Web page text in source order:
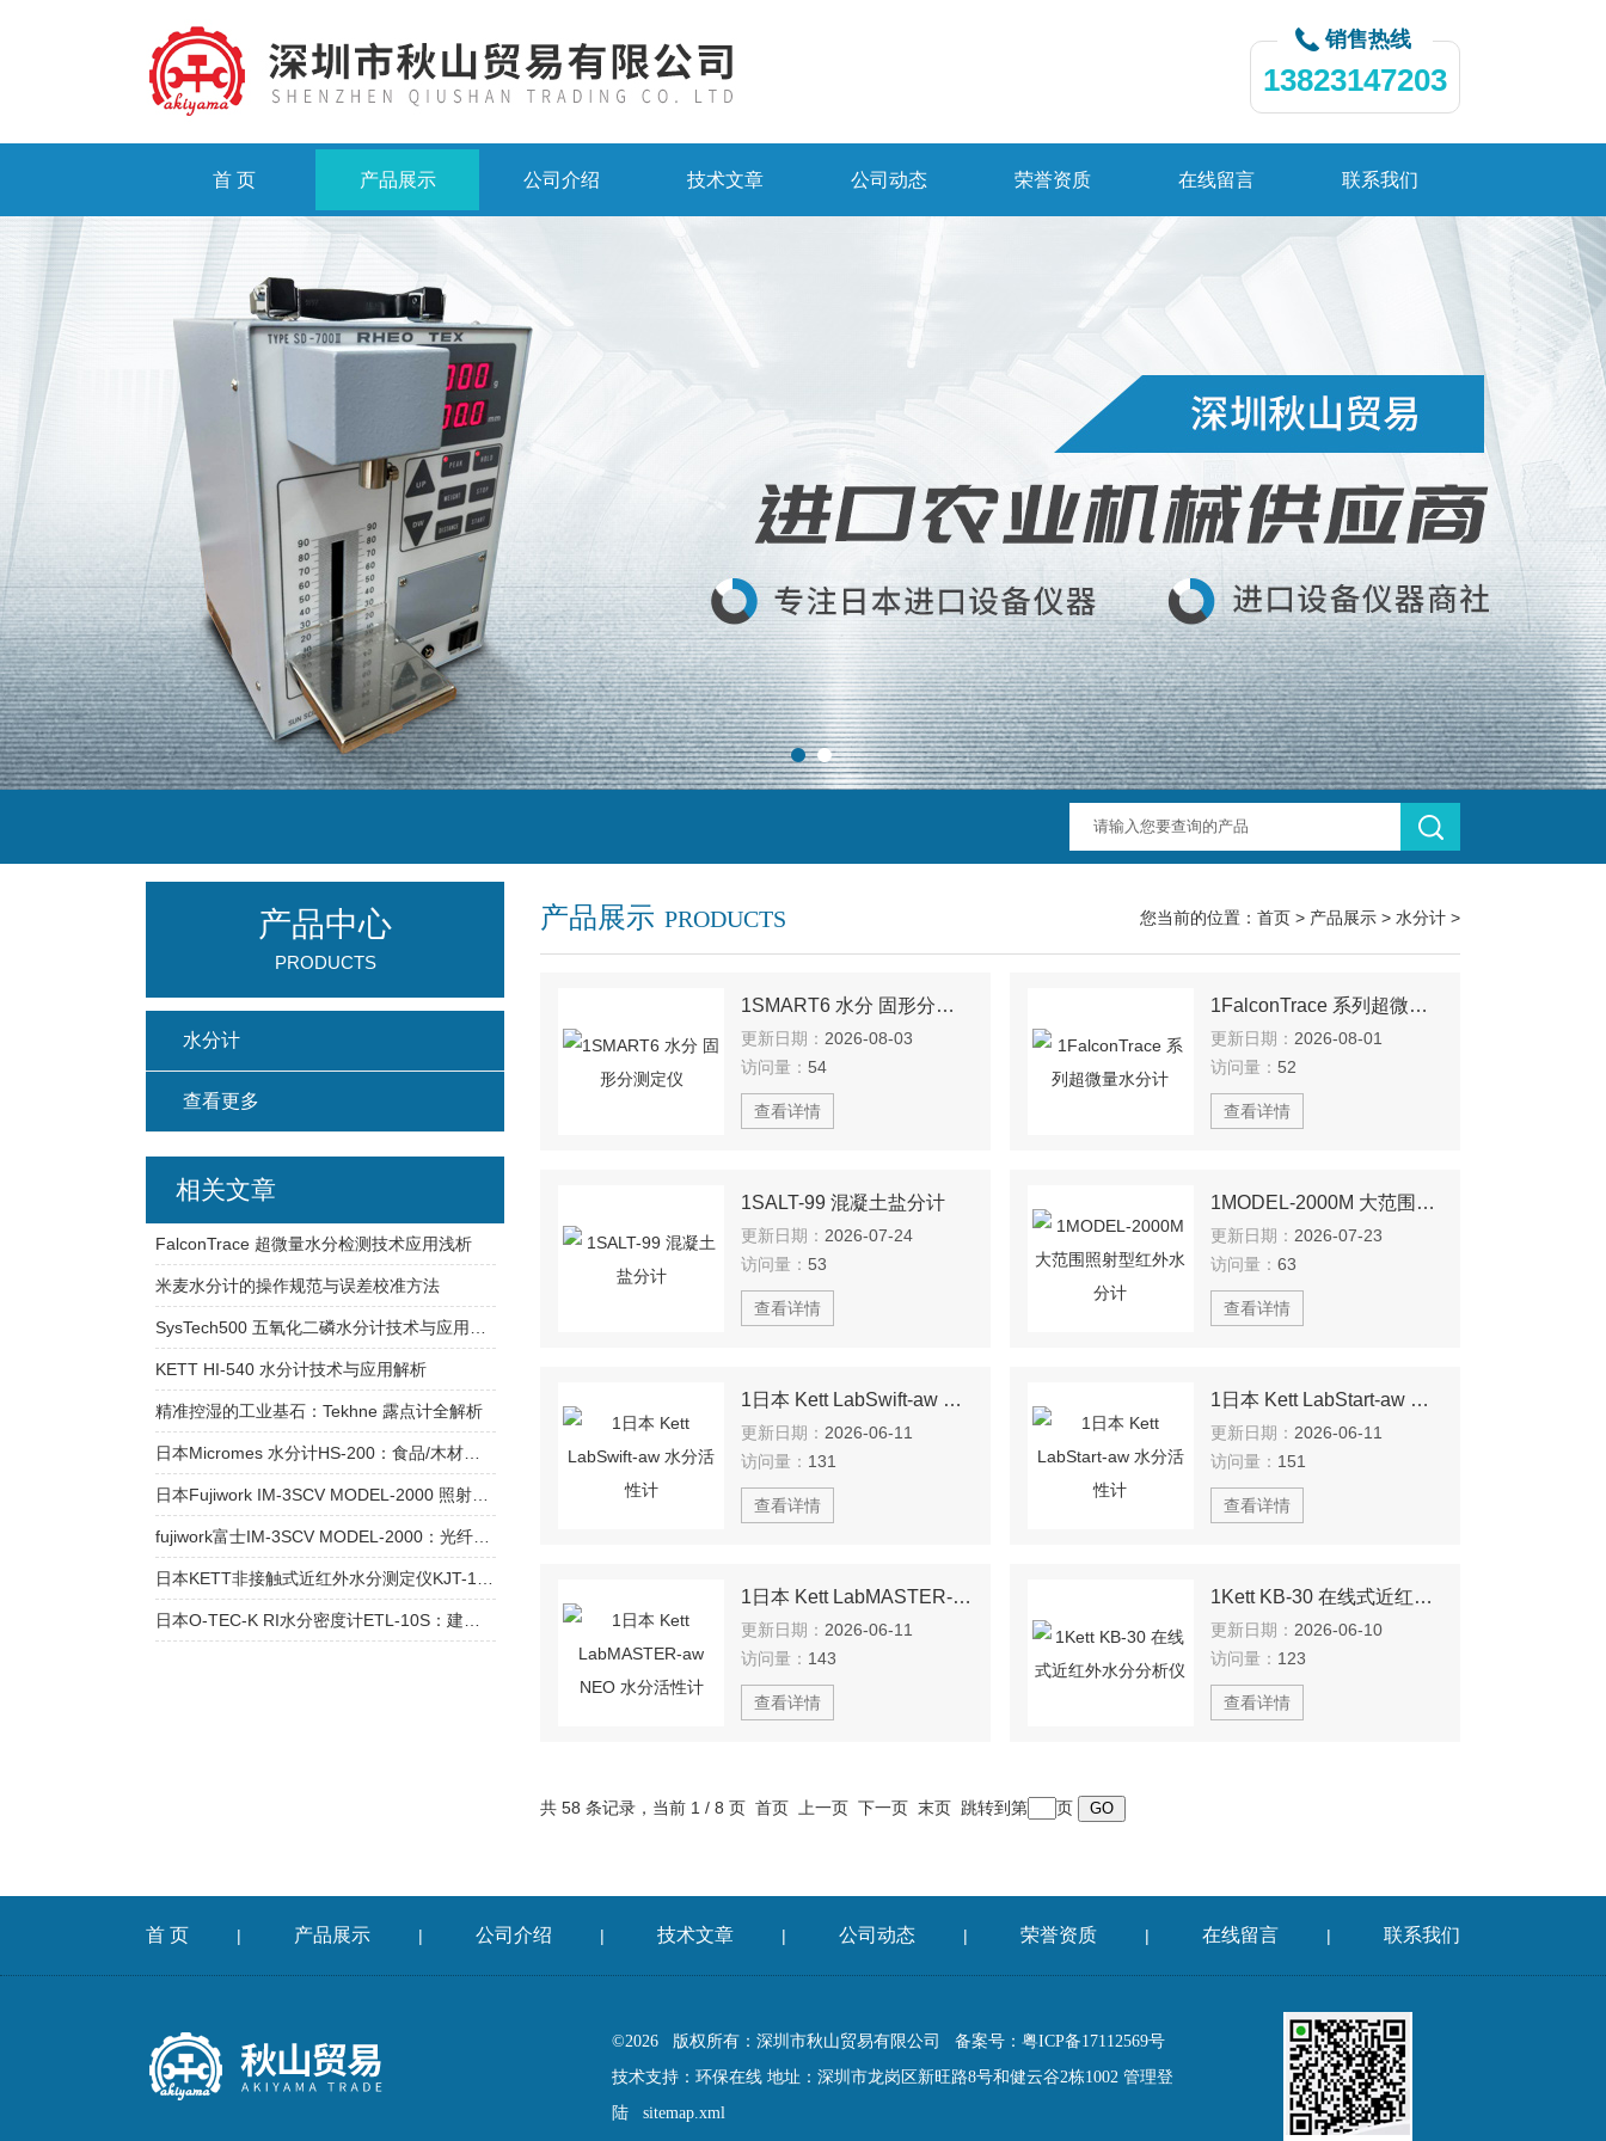
销售热线
13823147203
首 页 产品展示 公司介绍 技术文章 公司动态 荣誉资质 在线留言 联系我们
产品展示 PRODUCTS 您当前的位置： 首页 > 产品展示 > 水分计 >
1SMART6 水分 固形分测定仪
更新日期： 2026-08-03
访问量： 54
查看详情
1FalconTrace 系列超微量水分计
更新日期： 2026-08-01
访问量： 52
查看详情
1SALT-99 混凝土盐分计
更新日期： 2026-07-24
访问量： 53
查看详情
1MODEL-2000M 大范围照射型红外水分计
更新日期： 2026-07-23
访问量： 63
查看详情
1日本 Kett LabSwift-aw 水分活性计
更新日期： 2026-06-11
访问量： 131
查看详情
1日本 Kett LabStart-aw 水分活性计
更新日期： 2026-06-11
访问量： 151
查看详情
1日本 Kett LabMASTER-aw NEO 水分活性计
更新日期： 2026-06-11
访问量： 143
查看详情
1Kett KB-30 在线式近红外水分分析仪
更新日期： 2026-06-10
访问量： 123
查看详情
共 58 条记录，当前 1 / 8 页 首页 上一页 下一页 末页 跳转到第 页
产品中心
PRODUCTS
水分计
查看更多
相关文章
FalconTrace 超微量水分检测技术应用浅析
米麦水分计的操作规范与误差校准方法
KETT HI-540 水分计技术与应用解析
精准控湿的工业基石：Tekhne 露点计全解析
日本Micromes 水分计HS-200：食品/木材双标定曲线，一键切量程5-80%
日本Fujiwork IM-3SCV MODEL-2000 照射型水分计，在线水分基准
fujiwork富士IM-3SCV MODEL-2000：光纤红外水分计在工业检测中的技术优势
首 页 | 产品展示 | 公司介绍 | 技术文章 | 公司动态 | 荣誉资质 | 在线留言 | 联系我们
©2026 版权所有：深圳市秋山贸易有限公司 备案号：粤ICP备17112569号
技术支持： 环保在线 地址：深圳市龙岗区新旺路8号和健云谷2栋1002 管理登
陆
sitemap.xml